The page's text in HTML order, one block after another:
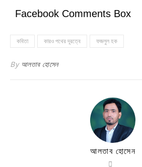
Facebook Comments Box
কবিতা কারও পথের দূরত্বে ফজলুল হক
By আলতাব হোসেন
আলতাব হোসেন